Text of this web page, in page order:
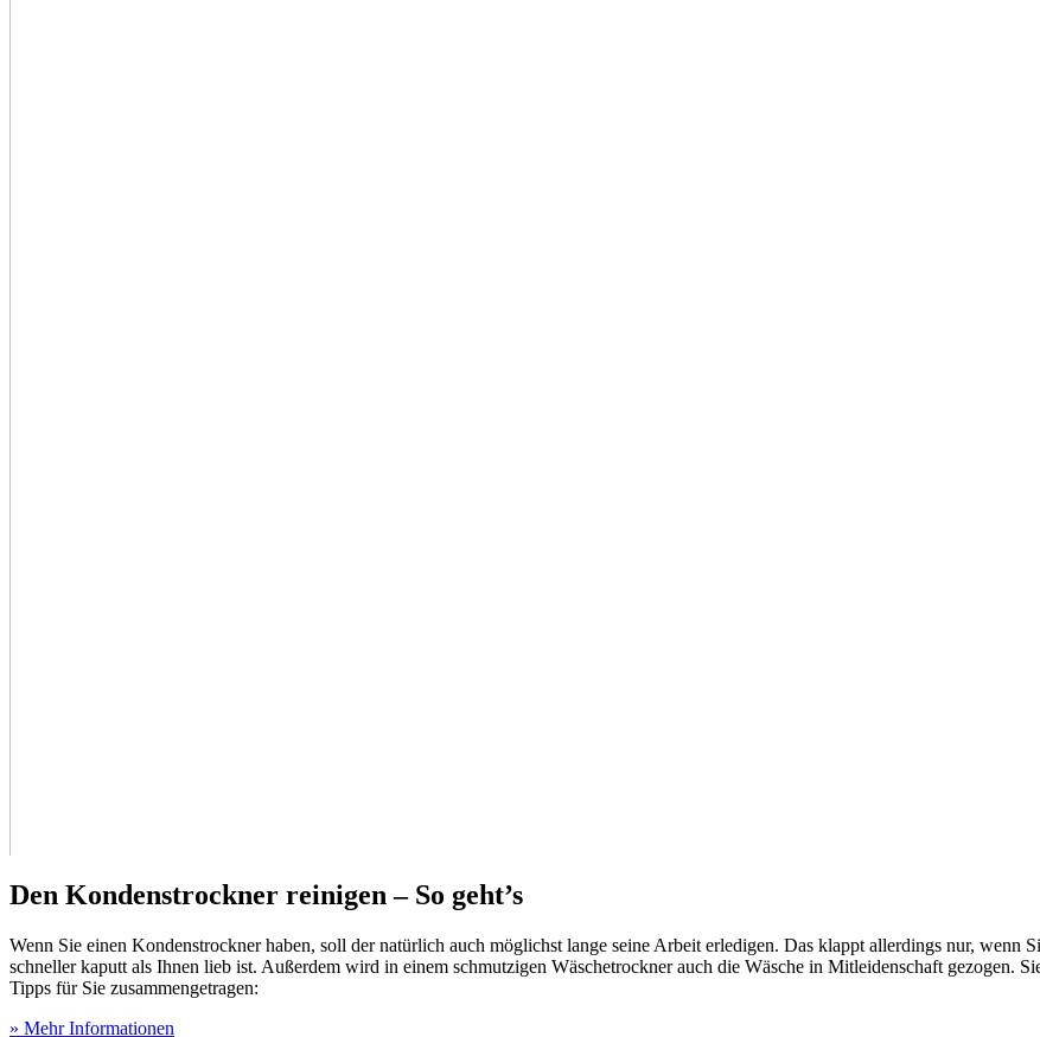
Den Kondenstrockner reinigen – So geht’s
Wenn Sie einen Kondenstrockner haben, soll der natürlich auch möglichst lange seine Arbeit erledigen. Das klappt allerdings nur, wenn
schneller kaputt als Ihnen lieb ist. Außerdem wird in einem schmutzigen Wäschetrockner auch die Wäsche in Mitleidenschaft gezogen.
Tipps für Sie zusammengetragen:
» Mehr Informationen